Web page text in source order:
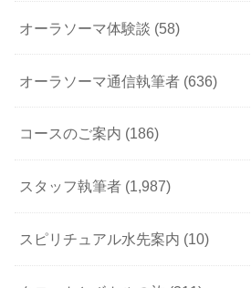
オーラソーマ体験談 (58)
オーラソーマ通信執筆者 (636)
コースのご案内 (186)
スタッフ執筆者 (1,987)
スピリチュアル水先案内 (10)